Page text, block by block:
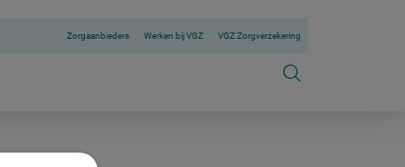
Zorgaanbieders Werken bij VGZ VGZ Zorgverzekering